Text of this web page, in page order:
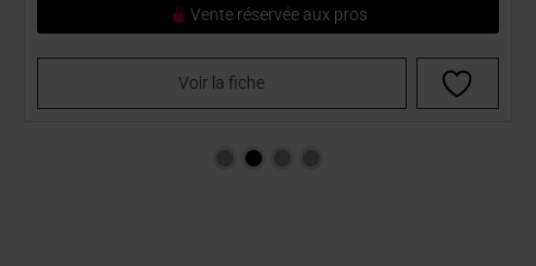
Vente réservée aux pros
Voir la fiche